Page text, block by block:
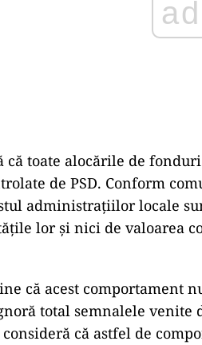
ad
că toate alocările de
de PSD. Conform
administrațiilor locale
lor și nici de valoarea
că acest comportament
total semnalele
că astfel de